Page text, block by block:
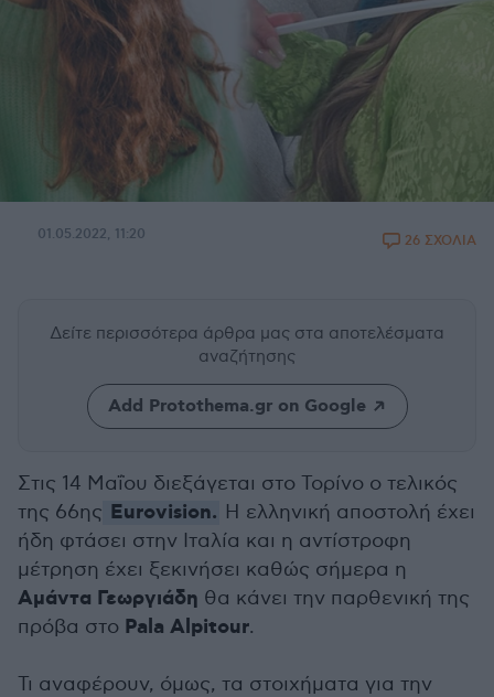
01.05.2022, 11:20 26 ΣΧΟΛΙΑ
Δείτε περισσότερα άρθρα μας στα αποτελέσματα
αναζήτησης
Add Protothema.gr on Google
Στις 14 Μαΐου διεξάγεται στο Τορίνο ο τελικός
της 66ης Eurovision. H ελληνική αποστολή έχει
ήδη φτάσει στην Ιταλία και η αντίστροφη
μέτρηση έχει ξεκινήσει καθώς σήμερα η
Αμάντα Γεωργιάδη θα κάνει την παρθενική της
πρόβα στο Pala Alpitour.
Τι αναφέρουν, όμως, τα στοιχήματα για την